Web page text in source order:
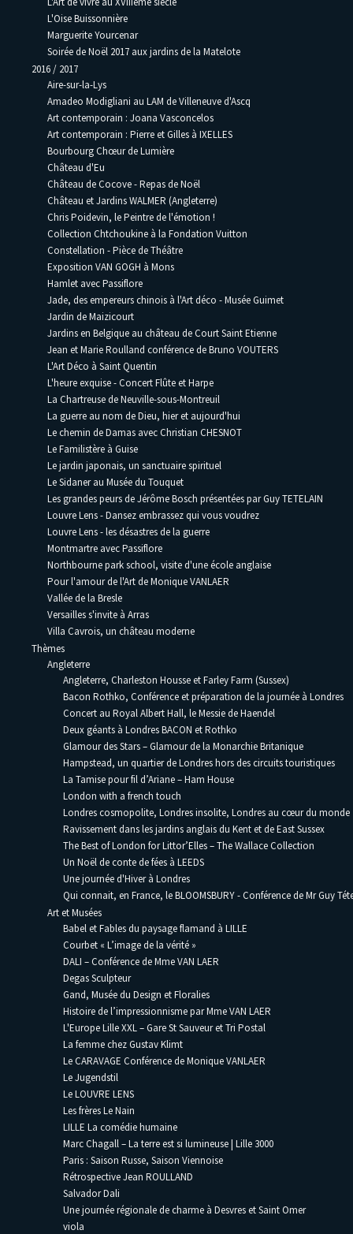
L'Oise Buissonnière
Marguerite Yourcenar
Soirée de Noël 2017 aux jardins de la Matelote
2016 / 2017
Aire-sur-la-Lys
Amadeo Modigliani au LAM de Villeneuve d'Ascq
Art contemporain : Joana Vasconcelos
Art contemporain : Pierre et Gilles à IXELLES
Bourbourg Chœur de Lumière
Château d'Eu
Château de Cocove - Repas de Noël
Château et Jardins WALMER (Angleterre)
Chris Poidevin, le Peintre de l'émotion !
Collection Chtchoukine à la Fondation Vuitton
Constellation - Pièce de Théâtre
Exposition VAN GOGH à Mons
Hamlet avec Passiflore
Jade, des empereurs chinois à l'Art déco - Musée Guimet
Jardin de Maizicourt
Jardins en Belgique au château de Court Saint Etienne
Jean et Marie Roulland conférence de Bruno VOUTERS
L'Art Déco à Saint Quentin
L'heure exquise - Concert Flûte et Harpe
La Chartreuse de Neuville-sous-Montreuil
La guerre au nom de Dieu, hier et aujourd'hui
Le chemin de Damas avec Christian CHESNOT
Le Familistère à Guise
Le jardin japonais, un sanctuaire spirituel
Le Sidaner au Musée du Touquet
Les grandes peurs de Jérôme Bosch présentées par Guy TETELAIN
Louvre Lens - Dansez embrassez qui vous voudrez
Louvre Lens - les désastres de la guerre
Montmartre avec Passiflore
Northbourne park school, visite d'une école anglaise
Pour l'amour de l'Art de Monique VANLAER
Vallée de la Bresle
Versailles s'invite à Arras
Villa Cavrois, un château moderne
Thèmes
Angleterre
Angleterre, Charleston Housse et Farley Farm (Sussex)
Bacon Rothko, Conférence et préparation de la journée à Londres
Concert au Royal Albert Hall, le Messie de Haendel
Deux géants à Londres BACON et Rothko
Glamour des Stars – Glamour de la Monarchie Britanique
Hampstead, un quartier de Londres hors des circuits touristiques
La Tamise pour fil d’Ariane – Ham House
London with a french touch
Londres cosmopolite, Londres insolite, Londres au cœur du monde
Ravissement dans les jardins anglais du Kent et de East Sussex
The Best of London for Littor’Elles – The Wallace Collection
Un Noël de conte de fées à LEEDS
Une journée d'Hiver à Londres
Qui connait, en France, le BLOOMSBURY - Conférence de Mr Guy
Art et Musées
Babel et Fables du paysage flamand à LILLE
Courbet « L’image de la vérité »
DALI – Conférence de Mme VAN LAER
Degas Sculpteur
Gand, Musée du Design et Floralies
Histoire de l’impressionnisme par Mme VAN LAER
L'Europe Lille XXL – Gare St Sauveur et Tri Postal
La femme chez Gustav Klimt
Le CARAVAGE Conférence de Monique VANLAER
Le Jugendstil
Le LOUVRE LENS
Les frères Le Nain
LILLE La comédie humaine
Marc Chagall – La terre est si lumineuse | Lille 3000
Paris : Saison Russe, Saison Viennoise
Rétrospective Jean ROULLAND
Salvador Dali
Une journée régionale de charme à Desvres et Saint Omer
viola